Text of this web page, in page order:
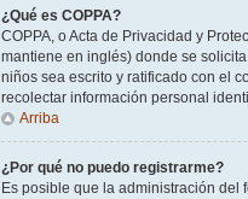
¿Qué es COPPA?
COPPA, o Acta de Privacidad y
mantiene en inglés) donde se
niños sea escrito y ratificado con el
recolectar información personal
Arriba
¿Por qué no puedo registrarme?
Es posible que la administración